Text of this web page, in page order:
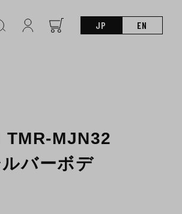
JP EN
TMR-MJN32
バーボデ